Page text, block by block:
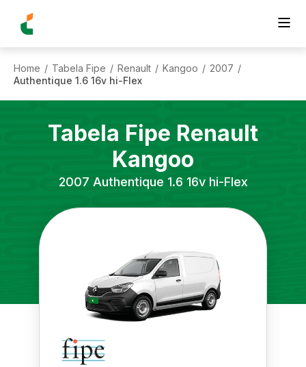
Home / Tabela Fipe / Renault / Kangoo / 2007 /
Authentique 1.6 16v hi-Flex
Tabela Fipe Renault
Kangoo
2007 Authentique 1.6 16v hi-Flex